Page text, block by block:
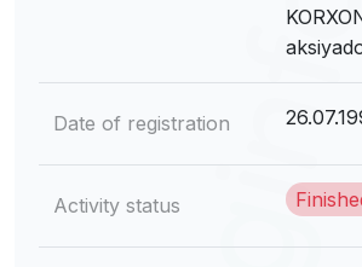
Date of registration
Activity status